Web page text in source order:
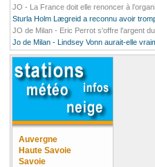
JO - La France doit elle renoncer à
Sturla Holm Lægreid a reconnu avoir
JO de Milan - Eric Perrot s'offre l'argent
Jo de Milan - Lindsey Vonn aurait-elle
Auvergne
Haute Savoie
Savoie